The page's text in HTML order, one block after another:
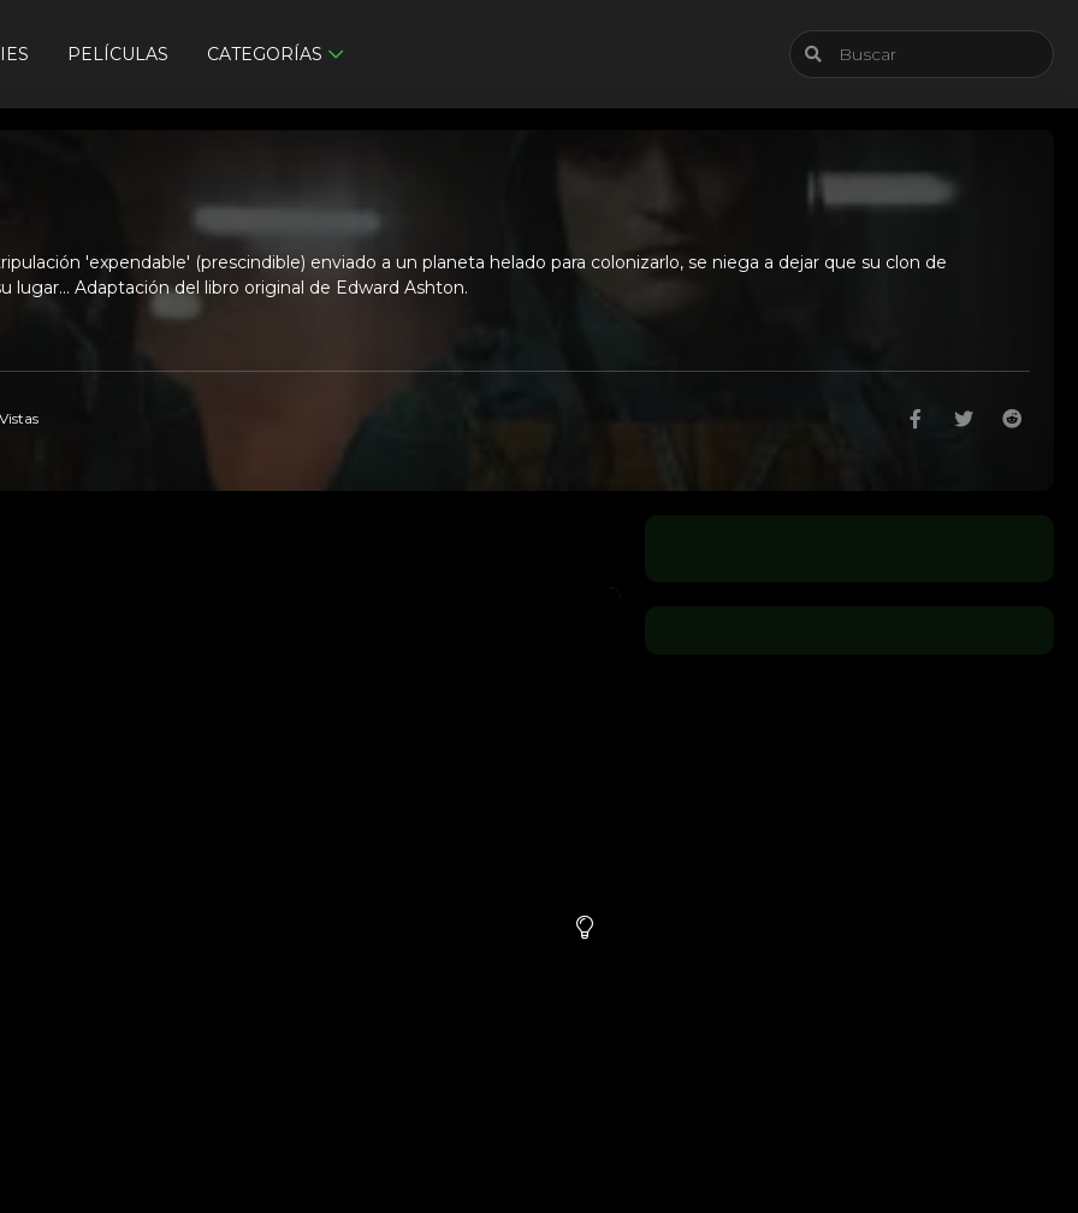
PELÍCULAS CATEGORÍAS
'expendable' (prescindible) enviado a un planeta helado para colonizarlo, se niega a dejar que su clon de
lugar... Adaptación del libro original de Edward Ashton.